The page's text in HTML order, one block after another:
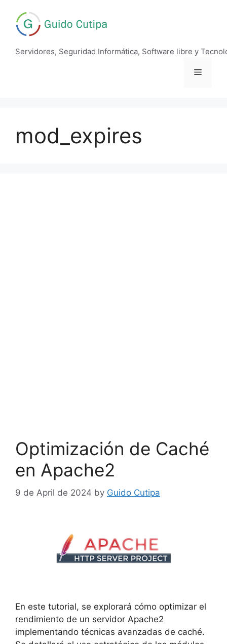
content
Servidores, Seguridad Informática, Software libre y
Menu
mod_expires
Optimización de Caché
en Apache2
9 de April de 2024 by Guido Cutipa
En este tutorial, se explorará cómo optimizar el
rendimiento de un servidor Apache2
implementando técnicas avanzadas de caché.